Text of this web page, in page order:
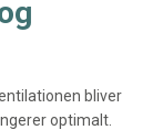
bliver
optimalt.